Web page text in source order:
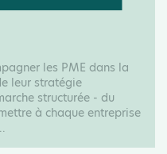
les PME dans la
leur stratégie
structurée - du
à chaque entreprise